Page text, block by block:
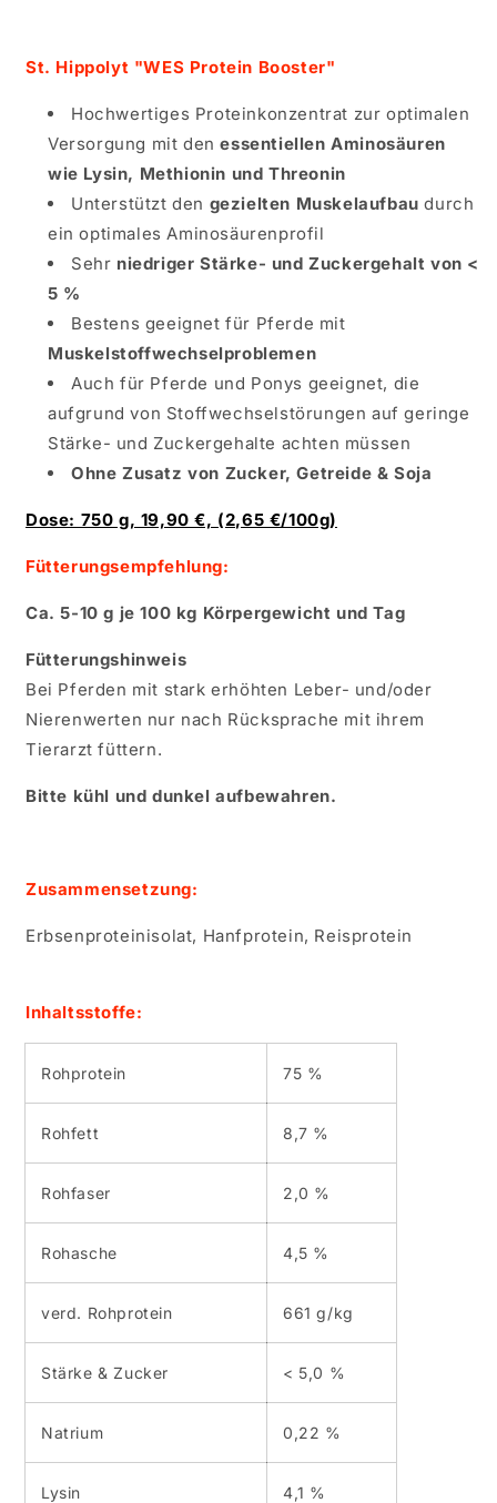
St. Hippolyt "WES Protein Booster"
Hochwertiges Proteinkonzentrat zur optimalen
Versorgung mit denessentiellen Aminosäuren
wie Lysin, Methionin und Threonin
Unterstützt den gezielten Muskelaufbau durch
ein optimales Aminosäurenprofil
Sehr niedriger Stärke- und Zuckergehalt von <
5 %
Bestens geeignet für Pferde mit
Muskelstoffwechselproblemen
Auch für Pferde und Ponys geeignet, die
aufgrund von Stoffwechselstörungen auf geringe
Stärke- und Zuckergehalte achten müssen
Ohne Zusatz von Zucker, Getreide & Soja
Dose: 750 g, 19,90 €, (2,65 €/100g)
Fütterungsempfehlung:
Ca. 5-10 g je 100 kg Körpergewicht und Tag
Fütterungshinweis
Bei Pferden mit stark erhöhten Leber- und/oder
Nierenwerten nur nach Rücksprache mit ihrem
Tierarzt füttern.
Bitte kühl und dunkel aufbewahren.
Zusammensetzung:
Erbsenproteinisolat, Hanfprotein, Reisprotein
Inhaltsstoffe:
Rohprotein 75 %
Rohfett 8,7 %
Rohfaser 2,0 %
Rohasche 4,5 %
verd. Rohprotein 661 g/kg
Stärke & Zucker < 5,0 %
Natrium 0,22 %
Lysin 4,1 %